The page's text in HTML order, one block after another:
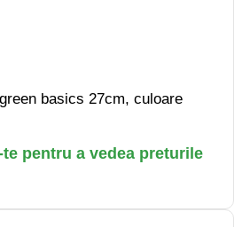
basics 27cm, culoare
pentru a vedea preturile